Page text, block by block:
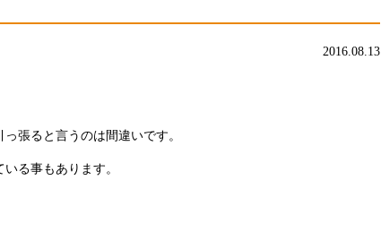
2016.08.13
張ると言うのは間違いです。
る事もあります。